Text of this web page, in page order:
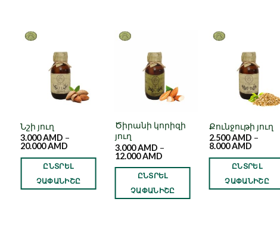
Նշել որպես
նախընտրած
Նշի յուղ
3.000AMD –
20.000AMD
ԸՆՏՐԵԼ
ՉԱՓԱՆԻՇԸ
Նշել որպես
նախընտրած
Ծիրանի կորիզի
յուղ
3.000AMD –
12.000AMD
ԸՆՏՐԵԼ
ՉԱՓԱՆԻՇԸ
Նշել որպես
նախընտրած
Քունջութի յուղ
2.500AMD –
8.000AMD
ԸՆՏՐԵԼ
ՉԱՓԱՆԻՇԸ